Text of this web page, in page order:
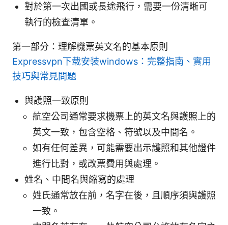
對於第一次出國或長途飛行，需要一份清晰可
執行的檢查清單。
第一部分：理解機票英文名的基本原則
Expressvpn下载安装windows：完整指南、實用
技巧與常見問題
與護照一致原則
航空公司通常要求機票上的英文名與護照上的
英文一致，包含空格、符號以及中間名。
如有任何差異，可能需要出示護照和其他證件
進行比對，或改票費用與處理。
姓名、中間名與縮寫的處理
姓氏通常放在前，名字在後，且順序須與護照
一致。